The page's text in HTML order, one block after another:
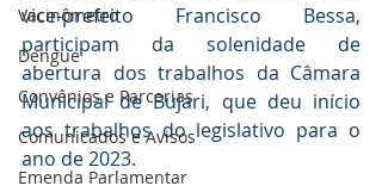
Vacinômetro
Dengue
Convênios e Parcerias
Comunicados e Avisos
Emenda Parlamentar
vice-prefeito Francisco Bessa,
participam da solenidade de
abertura dos trabalhos da Câmara
Municipal de Bujari, que deu início
aos trabalhos do legislativo para o
ano de 2023.